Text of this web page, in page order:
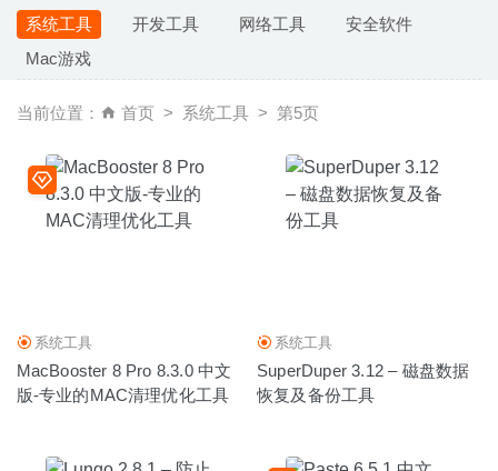
系统工具
开发工具 网络工具
安全软件
Mac游戏
当前位置： 首页 系统工具 第5页
系统工具
MacBooster 8 Pro 8.3.0 中文
版-专业的MAC清理优化工具
系统工具
SuperDuper 3.12 – 磁盘数据
恢复及备份工具
Allavsoft Video Downloader Converter 3.22.5.7441 – 专业
的视频下载及转换工具
ForkLift 4.7.3-远程/本地文件管理利器
看图 2.5.2 for Mac中文版-腾讯出品看图工具让你轻松找照
片 2020-03-02
A Better Finder Rename 11.19 – 功能强大的批量文件重命